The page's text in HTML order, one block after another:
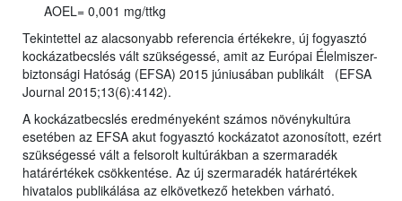
AOEL= 0,001 mg/ttkg
Tekintettel az alacsonyabb referencia értékekre, új fogyasztó
kockázatbecslés vált szükségessé, amit az Európai Élelmiszer-
biztonsági Hatóság (EFSA) 2015 júniusában publikált (EFSA
Journal 2015;13(6):4142).
A kockázatbecslés eredményeként számos növénykultúra
esetében az EFSA akut fogyasztó kockázatot azonosított, ezért
szükségessé vált a felsorolt kultúrákban a szermaradék
határértékek csökkentése. Az új szermaradék határértékek
hivatalos publikálása az elkövetkező hetekben várható.